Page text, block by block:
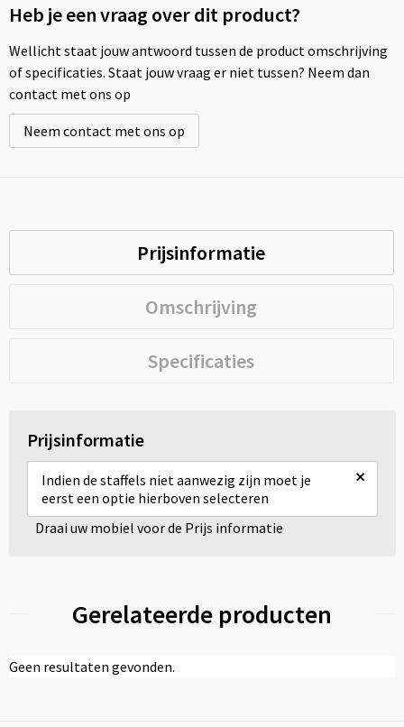
Heb je een vraag over dit product?
Wellicht staat jouw antwoord tussen de product omschrijving
of specificaties. Staat jouw vraag er niet tussen? Neem dan
contact met ons op
Neem contact met ons op
Prijsinformatie
Omschrijving
Specificaties
Prijsinformatie
Indien de staffels niet aanwezig zijn moet je
eerst een optie hierboven selecteren
×
Draai uw mobiel voor de Prijs informatie
Gerelateerde producten
Geen resultaten gevonden.